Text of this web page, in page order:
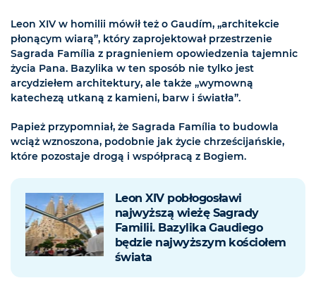
Leon XIV w homilii mówił też o Gaudím, „architekcie
płonącym wiarą”, który zaprojektował przestrzenie
Sagrada Família z pragnieniem opowiedzenia tajemnic
życia Pana. Bazylika w ten sposób nie tylko jest
arcydziełem architektury, ale także „wymowną
katechezą utkaną z kamieni, barw i światła”.
Papież przypomniał, że Sagrada Família to budowla
wciąż wznoszona, podobnie jak życie chrześcijańskie,
które pozostaje drogą i współpracą z Bogiem.
Leon XIV pobłogosławi
najwyższą wieżę Sagrady
Familii. Bazylika Gaudiego
będzie najwyższym kościołem
świata